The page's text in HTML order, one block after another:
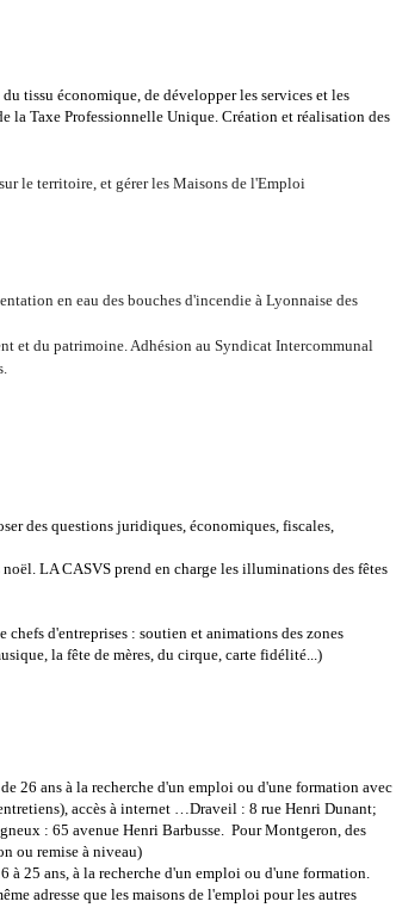
tissu économique, de développer les services et les
la Taxe Professionnelle Unique. Création et réalisation des
le territoire, et gérer les Maisons de l'Emploi
en eau des bouches d'incendie à Lyonnaise des
et du patrimoine. Adhésion au Syndicat Intercommunal
des questions juridiques, économiques, fiscales,
LA CASVS prend en charge les illuminations des fêtes
chefs d'entreprises : soutien et animations des zones
la fête de mères, du cirque, carte fidélité...)
26 ans à la recherche d'un emploi ou d'une formation avec
accès à internet …Draveil : 8 rue Henri Dunant;
: 65 avenue Henri Barbusse. Pour Montgeron, des
ou remise à niveau)
25 ans, à la recherche d'un emploi ou d'une formation.
adresse que les maisons de l'emploi pour les autres